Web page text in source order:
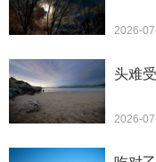
2026-
头难
2026-